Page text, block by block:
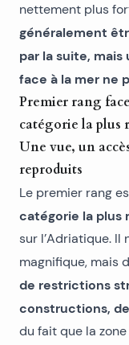
nettement plus
généralement
par la suite,
face à la mer ne
Premier rang
catégorie la plus
Une vue, un
reproduits
Le premier rang
catégorie la plus
sur l’Adriatique. Il
magnifique, mais
de restrictions
constructions,
du fait que la